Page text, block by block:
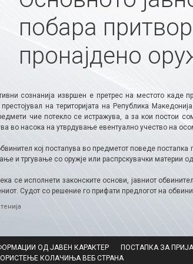
побара
пронајдено
сознанија извршен е претрес на местото каде
престојувал на територијата на Република
чие потекло се истражува, а за кои постои
во насока на утврдување евентуално учество на
кој постапува во предметот поведе
и тргување со оружје или распрскувачки материи
се исполнети законските основи, јавниот
Судот со решение го прифати предлогот на
ОД ЈАВЕН КАРАКТЕР ПОСТАПКА ЗА
КОЛАЧИЊА ВЕБ СТРАНА